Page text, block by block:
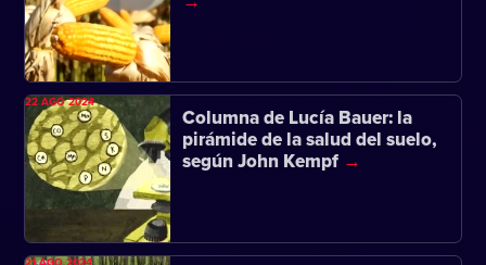
Columna de Lucía Bauer: la
pirámide de la salud del suelo,
según John Kempf
22 AGO 2024